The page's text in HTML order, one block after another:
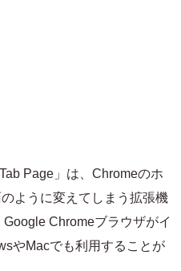
Page」は、Chromeのホ
ように変えてしまう拡張機
Chromeブラウザがイ
やMacでも利用することが